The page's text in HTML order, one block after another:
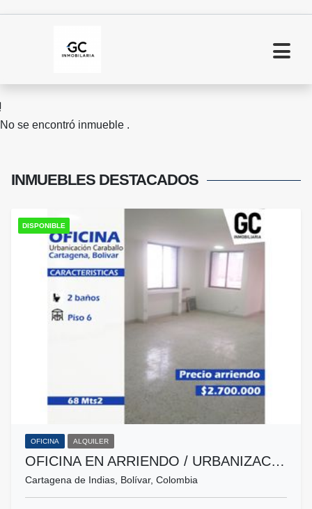
No se encontró inmueble .
INMUEBLES DESTACADOS
DISPONIBLE
OFICINA ALQUILER
OFICINA EN ARRIENDO / URBANIZAC…
Cartagena de Indias, Bolívar, Colombia